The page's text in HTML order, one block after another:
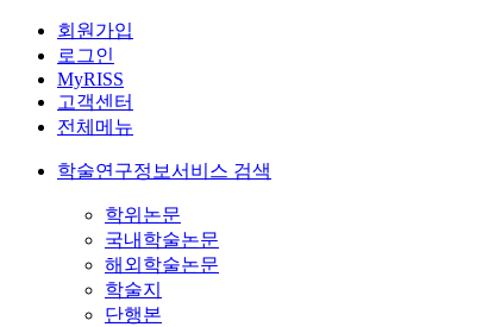
회원가입
로그인
MyRISS
고객센터
전체메뉴
학술연구정보서비스 검색
학위논문
국내학술논문
해외학술논문
학술지
단행본